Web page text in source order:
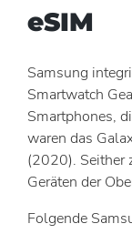
eSIM
Samsung
Smartwatch
Smartphones,
waren das
(2020). Seither
Geräten der
Folgende